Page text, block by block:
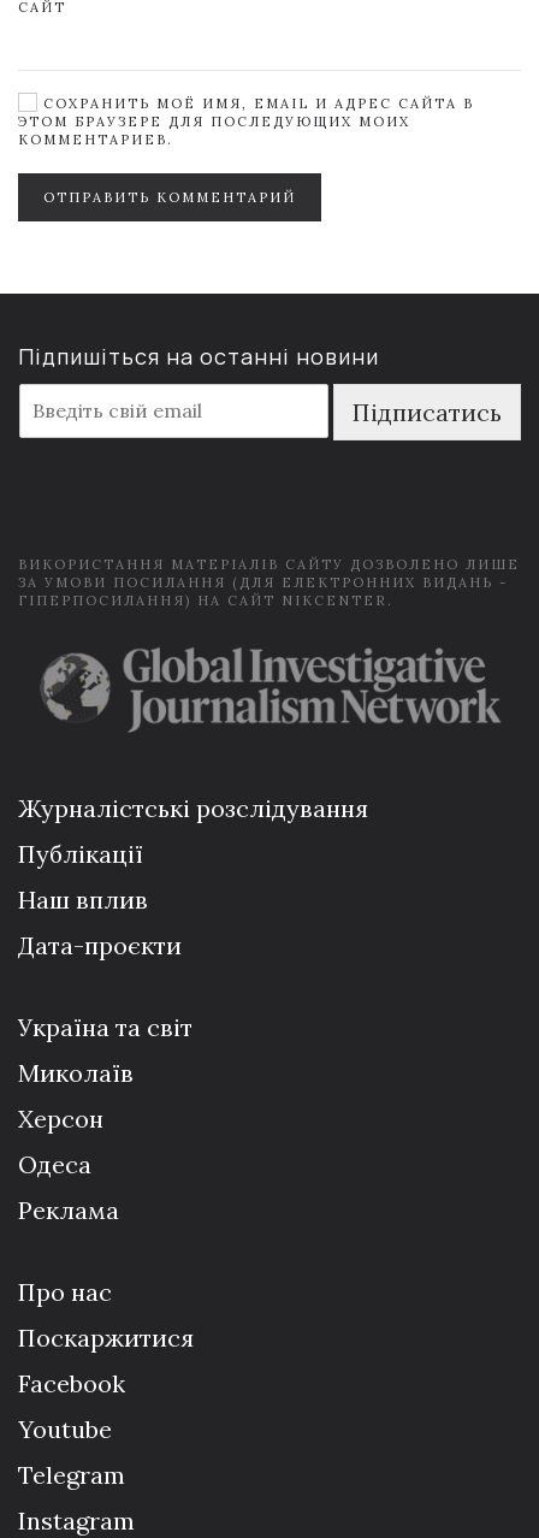
САЙТ
СОХРАНИТЬ МОЁ ИМЯ, EMAIL И АДРЕС САЙТА В
ЭТОМ БРАУЗЕРЕ ДЛЯ ПОСЛЕДУЮЩИХ МОИХ
КОММЕНТАРИЕВ.
ОТПРАВИТЬ КОММЕНТАРИЙ
Підпишіться на останні новини
m
a
Підписатись
ВИКОРИСТАННЯ МАТЕРІАЛІВ САЙТУ ДОЗВОЛЕНО ЛИШЕ
ЗА УМОВИ ПОСИЛАННЯ (ДЛЯ ЕЛЕКТРОННИХ ВИДАНЬ -
ГІПЕРПОСИЛАННЯ) НА САЙТ NIKCENTER.
Журналістські розслідування
Публікації
Наш вплив
Дата-проєкти
Україна та світ
Миколаїв
Херсон
Одеса
Реклама
Про нас
Поскаржитися
Facebook
Youtube
Telegram
Instagram